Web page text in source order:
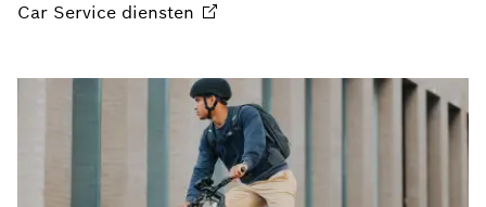
Car Service diensten